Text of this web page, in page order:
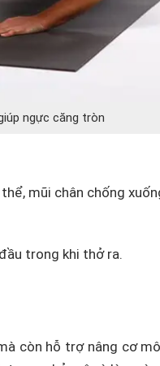
ngực căng tròn
mũi chân chống
trong khi thở ra.
còn hỗ trợ nâng cơ